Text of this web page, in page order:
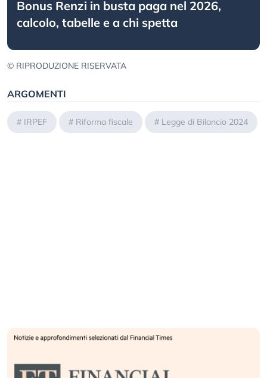
Bonus Renzi in busta paga nel 2026,
calcolo, tabelle e a chi spetta
© RIPRODUZIONE RISERVATA
ARGOMENTI
# IRPEF # Riforma fiscale # Legge di Bilancio 2024